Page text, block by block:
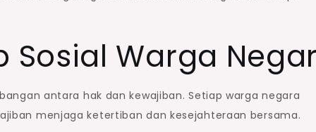
Sosial Warga
antara hak dan kewajiban. Setiap warga negara
menjaga ketertiban dan kesejahteraan bersama.